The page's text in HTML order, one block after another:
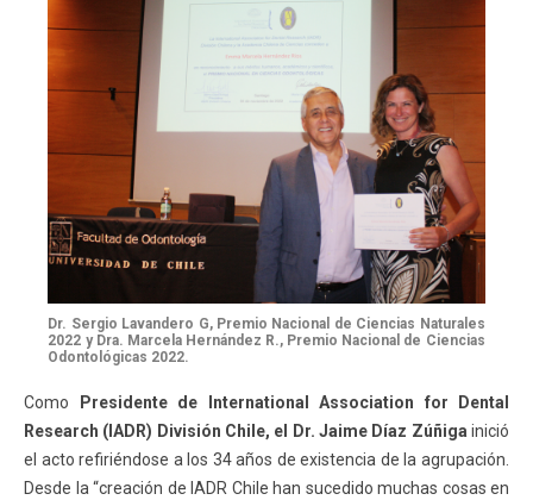
Dr. Sergio Lavandero G, Premio Nacional de Ciencias Naturales
2022 y Dra. Marcela Hernández R., Premio Nacional de Ciencias
Odontológicas 2022.
Como
Presidente de International Association for Dental
Research (IADR) División Chile, el Dr. Jaime Díaz Zúñiga inició
el acto refiriéndose a los 34 años de existencia de la agrupación.
Desde la “creación de IADR Chile han sucedido muchas cosas en